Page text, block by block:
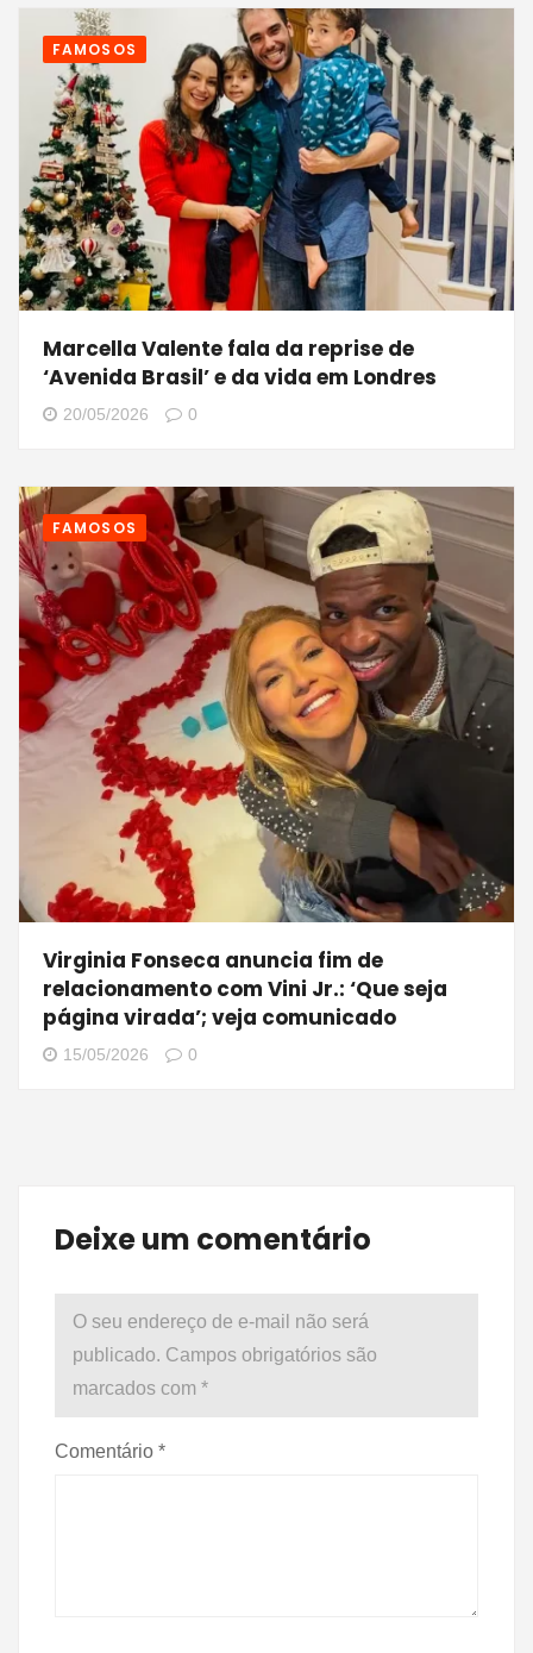
FAMOSOS
Marcella Valente fala da reprise de
‘Avenida Brasil’ e da vida em Londres
20/05/2026 0
FAMOSOS
Virginia Fonseca anuncia fim de
relacionamento com Vini Jr.: ‘Que seja
página virada’; veja comunicado
15/05/2026 0
Deixe um comentário
O seu endereço de e-mail não será
publicado. Campos obrigatórios são
marcados com *
Comentário *